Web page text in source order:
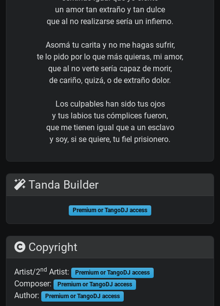
un amor tan extraño y tan dulce
que al no realizarse sería un infierno.
Asomá tu carita y no me hagas sufrir,
te lo pido por lo que más quieras, mi amor,
que al no verte sería capaz de morir,
de cariño, quizá, o de extraño dolor.
Los culpables han sido tus ojos
y tus labios tus cómplices fueron,
que me tienen igual que a un esclavo
y soy, si se quiere, tu fiel prisionero.
Tanda Builder
Premium or TangoDJ access
Copyright
Artist/2nd Artist: Premium or TangoDJ access
Composer: Premium or TangoDJ access
Author: Premium or TangoDJ access